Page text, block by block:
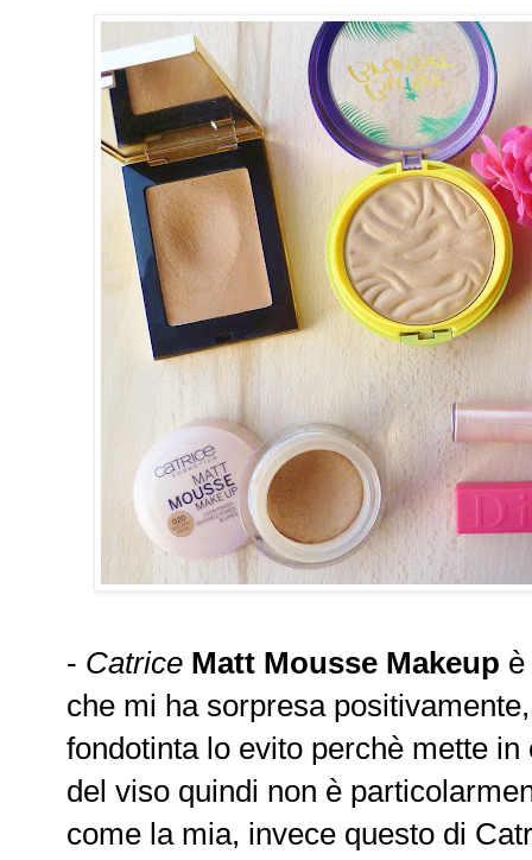
- Catrice Matt Mousse Makeup
che mi ha sorpresa
fondotinta lo evito perchè mette
del viso quindi non è
come la mia, invece questo di